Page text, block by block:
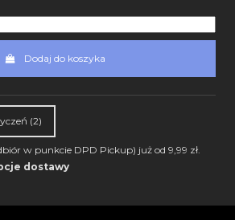
Dodaj do koszyka
(2)
w punkcie DPD Pickup) już od 9,99 zł.
dostawy